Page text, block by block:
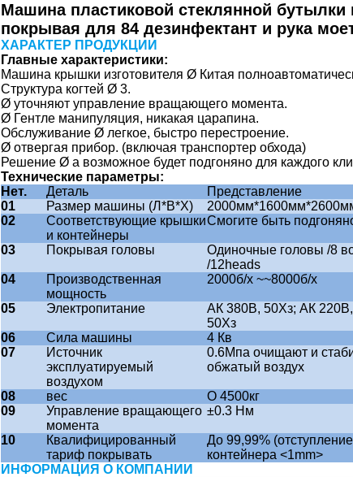
Машина пластиковой стеклянной бутылки
покрывая для 84 дезинфектант и рука
ХАРАКТЕР ПРОДУКЦИИ
Главные характеристики:
Машина крышки изготовителя Ø Китая
Структура когтей Ø 3.
Ø уточняют управление вращающего момента.
Ø Гентле манипуляция, никакая царапина.
Обслуживание Ø легкое, быстро перестроение.
Ø отвергая прибор. (включая транспортер обхода)
Решение Ø а возможное будет подгоняно для каждого
Технические параметры:
Нет.
Деталь
Представление
01
Размер машины (Л*В*Х)
02
Соответствующие крышки
и контейнеры
Смогите быть
03 Покрывая головы
Одиночные головы /8
/12heads
04
Производственная
мощность
2000б/х ~~8000б/х
05 Электропитание
АК 380В, 50Хз; АК
50Хз
06
Сила машины 4 Кв
07
Источник
эксплуатируемый
воздухом
0.6Мпа очищают и
обжатый воздух
08 вес
О 4500кг
09
Управление вращающего
момента
±0.3 Нм
10
Квалифицированный
тариф покрывать
До 99,99%
контейнера <1mm>
ИНФОРМАЦИЯ О КОМПАНИИ